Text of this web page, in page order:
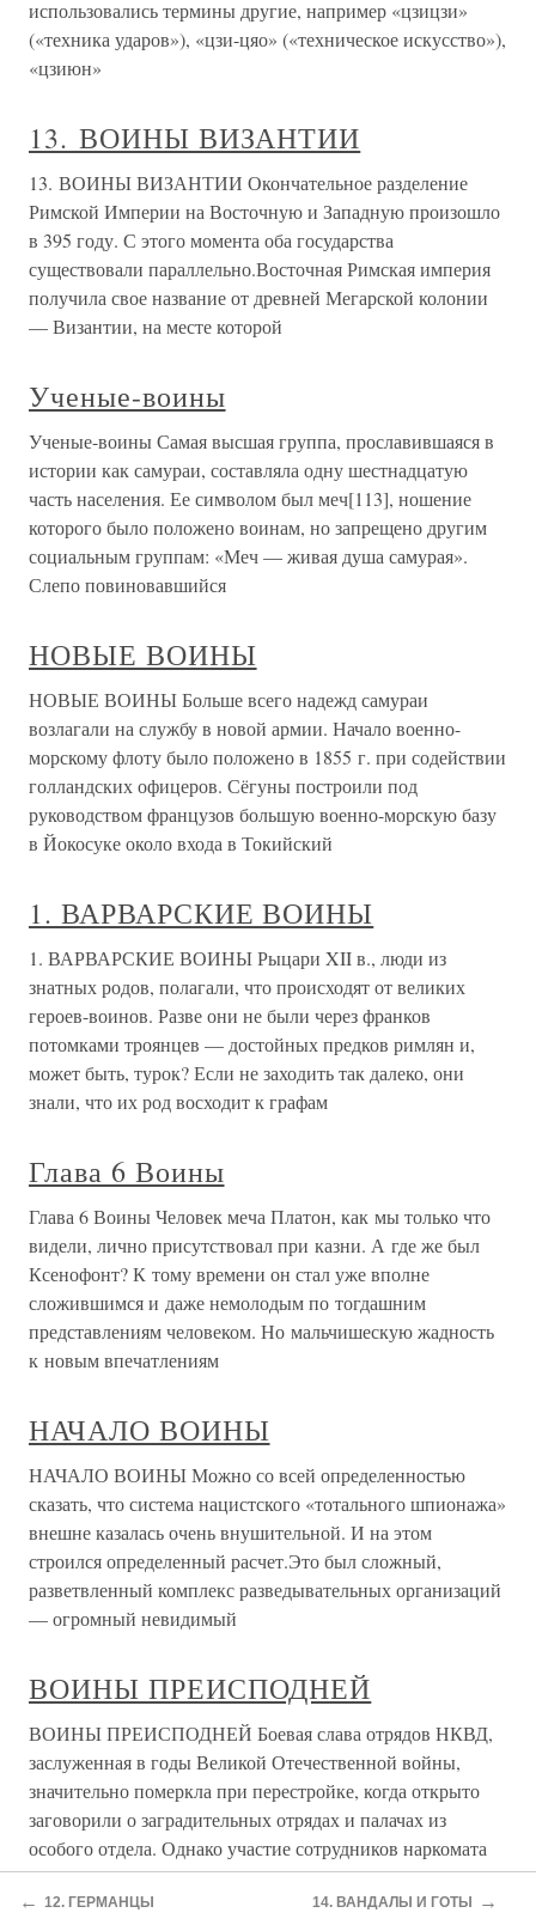
использовались термины другие, например «цзицзи»
(«техника ударов»), «цзи-цяо» («техническое искусство»),
«цзиюн»
13. ВОИНЫ ВИЗАНТИИ
13. ВОИНЫ ВИЗАНТИИ Окончательное разделение
Римской Империи на Восточную и Западную произошло
в 395 году. С этого момента оба государства
существовали параллельно.Восточная Римская империя
получила свое название от древней Мегарской колонии
— Византии, на месте которой
Ученые-воины
Ученые-воины Самая высшая группа, прославившаяся в
истории как самураи, составляла одну шестнадцатую
часть населения. Ее символом был меч[113], ношение
которого было положено воинам, но запрещено другим
социальным группам: «Меч — живая душа самурая».
Слепо повиновавшийся
НОВЫЕ ВОИНЫ
НОВЫЕ ВОИНЫ Больше всего надежд самураи
возлагали на службу в новой армии. Начало военно-
морскому флоту было положено в 1855 г. при содействии
голландских офицеров. Сёгуны построили под
руководством французов большую военно-морскую базу
в Йокосуке около входа в Токийский
1. ВАРВАРСКИЕ ВОИНЫ
1. ВАРВАРСКИЕ ВОИНЫ Рыцари XII в., люди из
знатных родов, полагали, что происходят от великих
героев-воинов. Разве они не были через франков
потомками троянцев — достойных предков римлян и,
может быть, турок? Если не заходить так далеко, они
знали, что их род восходит к графам
Глава 6 Воины
Глава 6 Воины Человек меча Платон, как мы только что
видели, лично присутствовал при казни. А где же был
Ксенофонт? К тому времени он стал уже вполне
сложившимся и даже немолодым по тогдашним
представлениям человеком. Но мальчишескую жадность
к новым впечатлениям
НАЧАЛО ВОИНЫ
НАЧАЛО ВОИНЫ Можно со всей определенностью
сказать, что система нацистского «тотального шпионажа»
внешне казалась очень внушительной. И на этом
строился определенный расчет.Это был сложный,
разветвленный комплекс разведывательных организаций
— огромный невидимый
ВОИНЫ ПРЕИСПОДНЕЙ
ВОИНЫ ПРЕИСПОДНЕЙ Боевая слава отрядов НКВД,
заслуженная в годы Великой Отечественной войны,
значительно померкла при перестройке, когда открыто
заговорили о заградительных отрядах и палачах из
особого отдела. Однако участие сотрудников наркомата
внутренних дел в
← 12. ГЕРМАНЦЫ 14. ВАНДАЛЫ И ГОТЫ →